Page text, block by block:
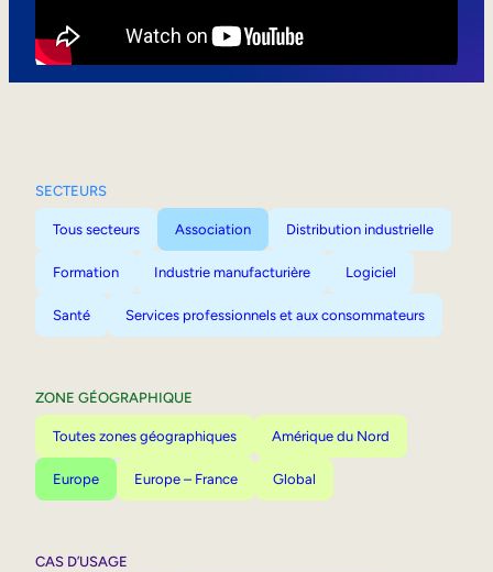
SECTEURS
Tous secteurs Association Distribution industrielle
Formation Industrie manufacturière Logiciel
Santé Services professionnels et aux consommateurs
ZONE GÉOGRAPHIQUE
Toutes zones géographiques Amérique du Nord
Europe Europe – France Global
CAS D’USAGE